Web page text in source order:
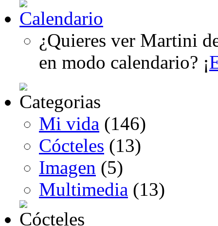
¿Quieres ver Martini
en modo calendario? ¡
Mi vida (146)
Cócteles (13)
Imagen (5)
Multimedia (13)